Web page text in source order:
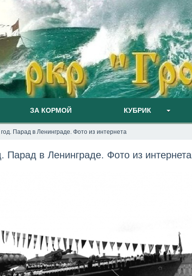
ЗА КОРМОЙ КУБРИК
Парад в Ленинграде. Фото из интернета
Парад в Ленинграде. Фото из интернета